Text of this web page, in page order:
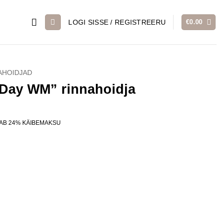
LOGI SISSE / REGISTREERU €0.00
WM” rinnahoidja
24% KÄIBEMAKSU
kogus